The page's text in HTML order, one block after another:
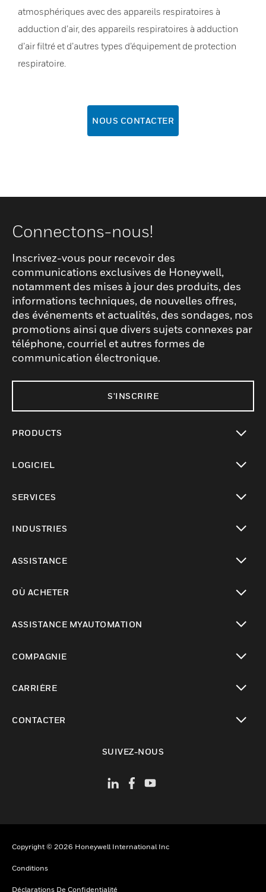
atmosphériques avec des appareils respiratoires à
adduction d’air, des appareils respiratoires à adduction
d’air filtré et d’autres types d’équipement de protection
respiratoire.
NOUS CONTACTER
Connectons-nous!
Inscrivez-vous pour recevoir des
communications exclusives de Honeywell,
notamment des mises à jour des produits, des
informations techniques, de nouvelles offres,
des événements et actualités, des sondages, nos
promotions ainsi que divers sujets connexes par
téléphone, courriel et autres formes de
communication électronique.
S'INSCRIRE
PRODUCTS
LOGICIEL
SERVICES
INDUSTRIES
ASSISTANCE
OÙ ACHETER
ASSISTANCE MYAUTOMATION
COMPAGNIE
CARRIÈRE
CONTACTER
SUIVEZ-NOUS
Copyright © 2026 Honeywell International Inc
Conditions
Déclarations De Confidentialité